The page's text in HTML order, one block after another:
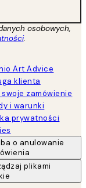
osobowych,
.
Art Advice
klienta
swoje zamówienie
i warunki
prywatności
o anulowanie
plikami